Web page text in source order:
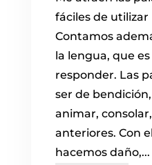
fáciles de utilizar
Contamos
la lengua, que
responder. Las
ser de
animar,
anteriores. Con
hacemos daño,...